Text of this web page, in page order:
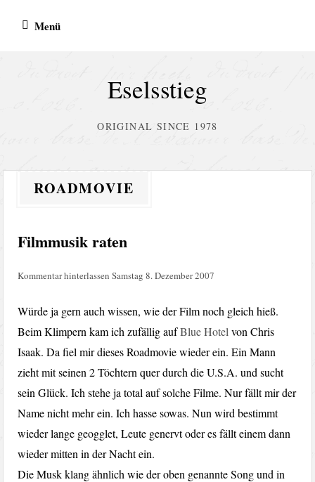
Inhalt Menü
Eselsstieg
ORIGINAL SINCE 1978
ROADMOVIE
Filmmusik raten
Kommentar hinterlassen Samstag 8. Dezember 2007
Würde ja gern auch wissen, wie der Film noch gleich hieß.
Beim Klimpern kam ich zufällig aufBlue Hotel von Chris
Isaak. Da fiel mir dieses Roadmovie wieder ein. Ein Mann
zieht mit seinen 2 Töchtern quer durch die U.S.A. und sucht
sein Glück. Ich stehe ja total auf solche Filme. Nur fällt mir der
Name nicht mehr ein. Ich hasse sowas. Nun wird bestimmt
wieder lange geogglet, Leute genervt oder es fällt einem dann
wieder mitten in der Nacht ein.
Die Musk klang ähnlich wie der oben genannte Song und in